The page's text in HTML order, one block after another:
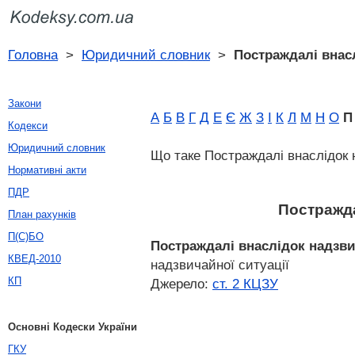
Головна> Юридичний словник> Постраждалі
А Б В Г Д Е Є Ж З І К Л М Н О П
Що таке Постраждалі внаслідок
Постраждалі внаслідок
надзвичайної ситуації
Джерело: ст. 2 КЦЗУ
Закони
Кодекси
Юридичний словник
Нормативні акти
ПДР
План рахунків
П(С)БО
КВЕД-2010
КП
Основні Кодески України
ГКУ